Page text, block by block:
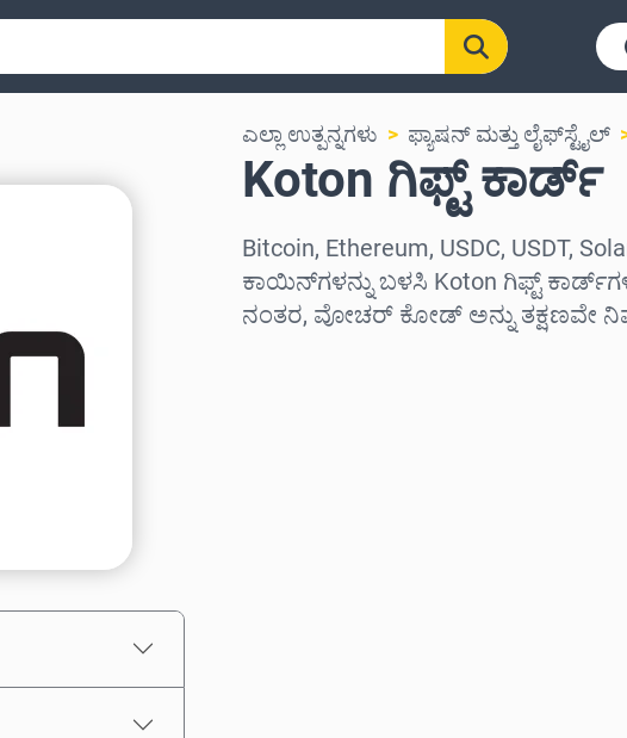
ಎಲ್ಲಾ ಉತ್ಪನ್ನಗಳು ಫ್ಯಾಷನ್ ಮತ್ತು ಲೈಫ್‌ಸ್ಟೈಲ್
Koton ಗಿಫ್ಟ್ ಕಾರ್ಡ್
Bitcoin, Ethereum, USDC, USDT,
ಕಾಯಿನ್‌ಗಳನ್ನು ಬಳಸಿ Koton ಗಿಫ್ಟ್
ನಂತರ, ವೋಚರ್ ಕೋಡ್ ಅನ್ನು ತಕ್ಷಣವೇ